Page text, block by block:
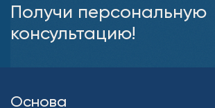
Получи персональную
консультацию!
Основа